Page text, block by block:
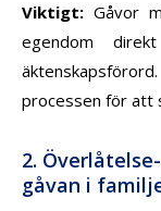
Viktigt: Gåvor
egendom
processen för att
2.
gåvan i